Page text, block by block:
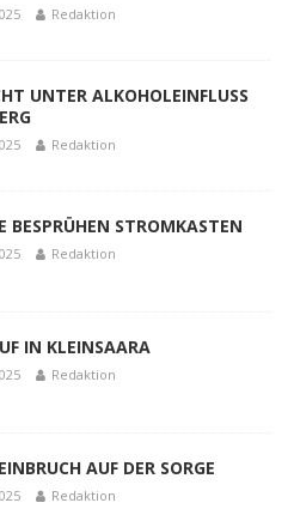
Redaktion
UNTER ALKOHOLEINFLUSS
Redaktion
BESPRÜHEN STROMKASTEN
Redaktion
IN KLEINSAARA
Redaktion
AUF DER SORGE
Redaktion